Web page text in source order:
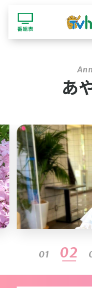
あ
01 02